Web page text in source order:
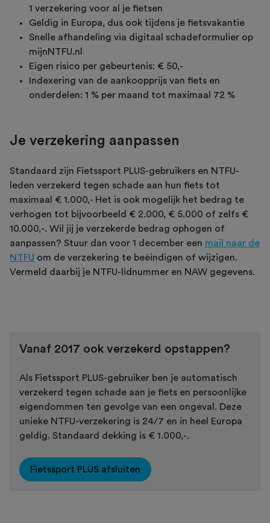
1 verzekering voor al je fietsen
Geldig in Europa, dus ook tijdens je fietsvakantie
Snelle afhandeling via digitaal schadeformulier op
mijnNTFU.nl
Eigen risico per gebeurtenis: € 50,-
Indexering van de aankoopprijs van fiets en
onderdelen: 1 % per maand tot maximaal 72 %
Je verzekering aanpassen
Standaard zijn Fietssport PLUS-gebruikers en NTFU-
leden verzekerd tegen schade aan hun fiets tot
maximaal € 1.000,- Het is ook mogelijk het bedrag te
verhogen tot bijvoorbeeld € 2.000, € 5.000 of zelfs €
10.000,-. Wil jij je verzekerde bedrag ophogen of
aanpassen? Stuur dan voor 1 december een mail naar de
NTFU om de verzekering te beëindigen of wijzigen.
Vermeld daarbij je NTFU-lidnummer en NAW gegevens.
Vanaf 2017 ook verzekerd opstappen?
Als Fietssport PLUS-gebruiker ben je automatisch
verzekerd tegen schade aan je fiets en persoonlijke
eigendommen ten gevolge van een ongeval. Deze
unieke NTFU-verzekering is 24/7 en in heel Europa
geldig. Standaard dekking is € 1.000,-.
Fietssport PLUS afsluiten